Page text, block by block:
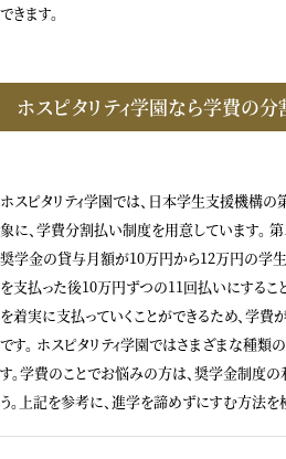
できます。
ホスピタリティ学園なら学費の
ホスピタリティ学園では、日本学生支援機構
象に、学費分割払い制度を用意しています。
奨学金の貸与月額が10万円から12万円の学
を支払った後10万円ずつの11回払いにするこ
を着実に支払っていくことができるため、学
です。 ホスピタリティ学園ではさまざまな種
す。学費のことでお悩みの方は、奨学金制度
う。上記を参考に、進学を諦めずにすむ方法を